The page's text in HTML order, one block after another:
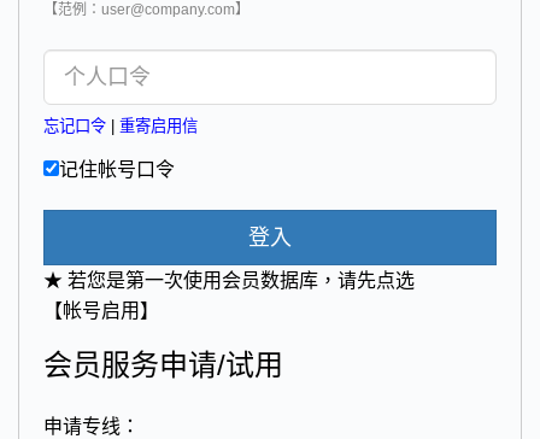
【范例：user@company.com】
忘记口令 重寄启用信
记住帐号口令
登入
★ 若您是第一次使用会员数据库，请先点选
【帐号启用】
会员服务申请/试用
申请专线：